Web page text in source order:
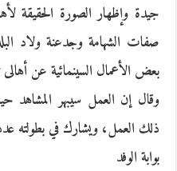
جيدة وإظهار الصورة الحقيقة
صفات الشهامة وجدعنة ولاد
بعض الأعمال السينمائية عن أهالى
وقال إن العمل سيبهر المشاهد
ذلك العمل، ويشارك في بطولته
بوابة الوفد